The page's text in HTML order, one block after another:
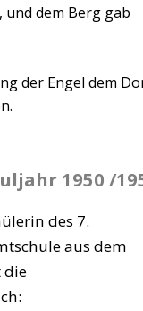
und dem Berg gab
der Engel dem
1950 /
des 7.
aus dem
die